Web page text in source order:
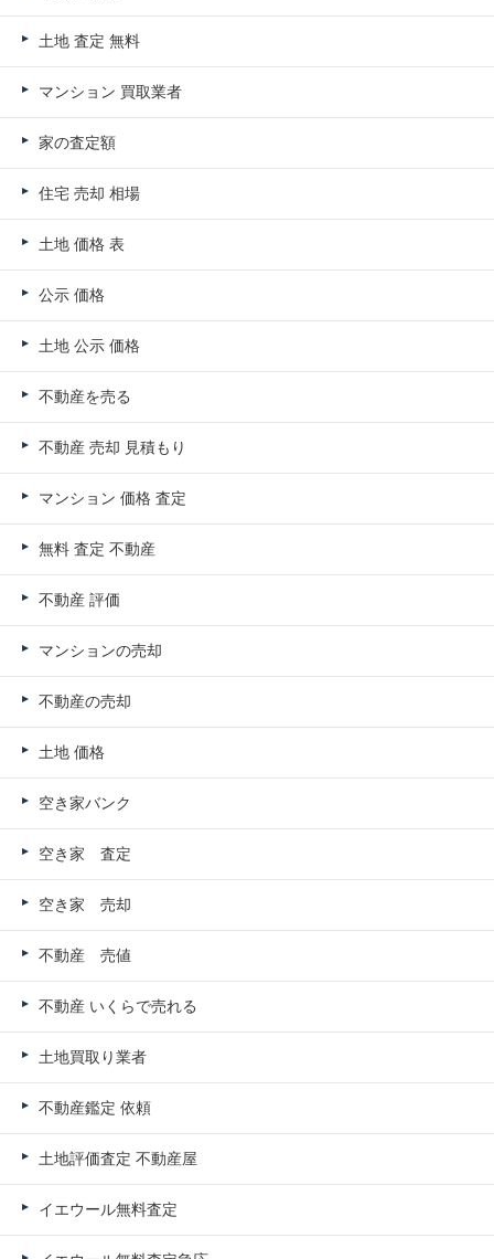
土地 査定 無料
マンション 買取業者
家の査定額
住宅 売却 相場
土地 価格 表
公示 価格
土地 公示 価格
不動産を売る
不動産 売却 見積もり
マンション 価格 査定
無料 査定 不動産
不動産 評価
マンションの売却
不動産の売却
土地 価格
空き家バンク
空き家 査定
空き家 売却
不動産 売値
不動産 いくらで売れる
土地買取り業者
不動産鑑定 依頼
土地評価査定 不動産屋
イエウール無料査定